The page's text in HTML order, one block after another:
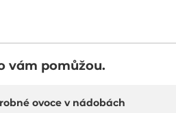
vám pomůžou.
ovoce v nádobách